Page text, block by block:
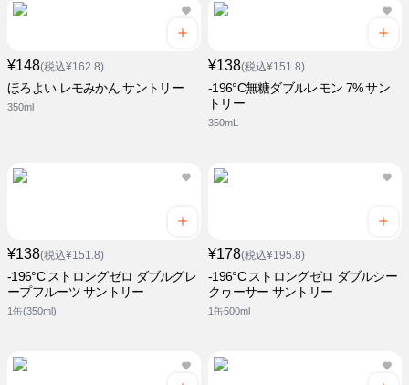
¥148(税込¥162.8)
ほろよい レモみかん サントリー
350ml
¥138(税込¥151.8)
-196°C無糖ダブルレモン 7% サン
トリー
350mL
¥138(税込¥151.8)
-196°C ストロングゼロ ダブルグレ
ープフルーツ サントリー
1缶(350ml)
¥178(税込¥195.8)
-196°C ストロングゼロ ダブルシー
クヮーサー サントリー
1缶500ml